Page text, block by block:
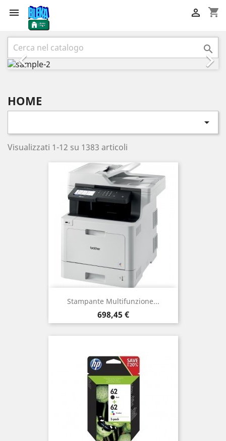
 shopping_cart



Precedente

HOME

Visualizzati 1-12 su 1383 articoli
Stampante Multifunzione...
Prezzo
698,45 €